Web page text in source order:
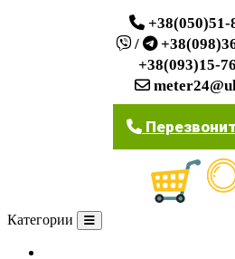
+38(050)51-
/
+38(093)15-
Категории